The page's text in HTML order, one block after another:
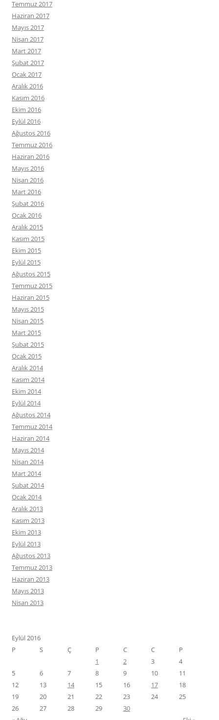
Temmuz 2017
Haziran 2017
Mayıs 2017
Nisan 2017
Mart 2017
Şubat 2017
Ocak 2017
Aralık 2016
Kasım 2016
Ekim 2016
Eylül 2016
Ağustos 2016
Temmuz 2016
Haziran 2016
Mayıs 2016
Nisan 2016
Mart 2016
Şubat 2016
Ocak 2016
Aralık 2015
Kasım 2015
Ekim 2015
Eylül 2015
Ağustos 2015
Temmuz 2015
Haziran 2015
Mayıs 2015
Nisan 2015
Mart 2015
Şubat 2015
Ocak 2015
Aralık 2014
Kasım 2014
Ekim 2014
Eylül 2014
Ağustos 2014
Temmuz 2014
Haziran 2014
Mayıs 2014
Nisan 2014
Mart 2014
Şubat 2014
Ocak 2014
Aralık 2013
Kasım 2013
Ekim 2013
Eylül 2013
Ağustos 2013
Temmuz 2013
Haziran 2013
Mayıs 2013
Nisan 2013
Eylül 2016
P
S Ç P C C
P
1
2 3
4
5
6 7 8 9 10
11
12
13 14 15 16 17
18
19
20 21 22 23 24
25
26
27 28 29
30